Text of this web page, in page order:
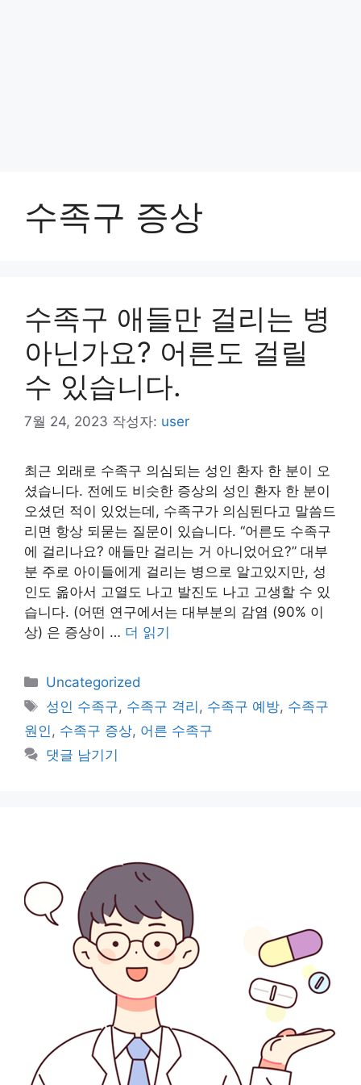
수족구 증상
수족구 애들만 걸리는 병
아닌가요? 어른도 걸릴
수 있습니다.
7월 24, 2023 작성자: user
최근 외래로 수족구 의심되는 성인 환자 한 분이 오
셨습니다. 전에도 비슷한 증상의 성인 환자 한 분이
오셨던 적이 있었는데, 수족구가 의심된다고 말씀드
리면 항상 되묻는 질문이 있습니다. “어른도 수족구
에 걸리나요? 애들만 걸리는 거 아니었어요?” 대부
분 주로 아이들에게 걸리는 병으로 알고있지만, 성
인도 옮아서 고열도 나고 발진도 나고 고생할 수 있
습니다. (어떤 연구에서는 대부분의 감염 (90% 이
상) 은 증상이 … 더 읽기
카
테
리
Uncategorized
태
그
성인 수족구, 수족구 격리 , 수족구 예방, 수족구
원인, 수족구 증상, 어른 수족구
댓글 남기기